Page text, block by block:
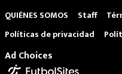
QUIÉNES SOMOS Staff
Políticas de privacidad
Ad Choices